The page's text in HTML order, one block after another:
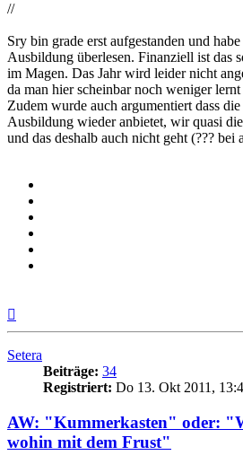
//
Sry bin grade erst aufgestanden und
Ausbildung überlesen. Finanziell ist das
im Magen. Das Jahr wird leider nicht
da man hier scheinbar noch weniger
Zudem wurde auch argumentiert dass
Ausbildung wieder anbietet, wir quasi
und das deshalb auch nicht geht (??? bei
Setera
Beiträge: 34
Registriert: Do 13. Okt 2011,
AW: "Kummerkasten" oder:
wohin mit dem Frust"